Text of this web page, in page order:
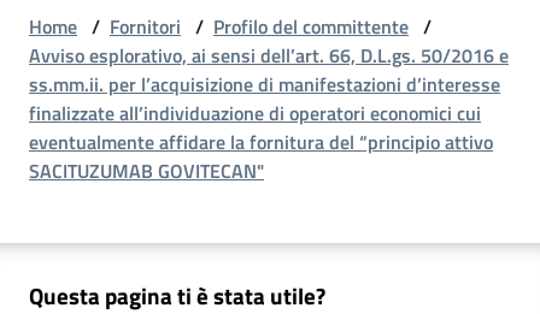
Azienda
Servizi
Home / Fornitori / Profilo del committente /
Avviso esplorativo, ai sensi dell’art. 66, D.L.gs. 50/2016 e
ss.mm.ii. per l’acquisizione di manifestazioni d’interesse
finalizzate all’individuazione di operatori economici cui
eventualmente affidare la fornitura del “principio attivo
SACITUZUMAB GOVITECAN"
Questa pagina ti è stata utile?